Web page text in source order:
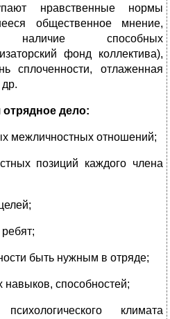
нравст­венные нормы
общественное мнение,
наличие способных
фонд коллектива),
сплоченности, отлаженная
отрядное дело:
межличностных отношений;
позиций каждого члена
быть нужным в отряде;
способностей;
климата